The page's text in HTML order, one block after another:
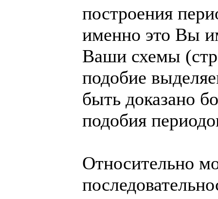
построения
именно это Вы
Ваши схемы
подобие
быть доказано
подобия
Относительно